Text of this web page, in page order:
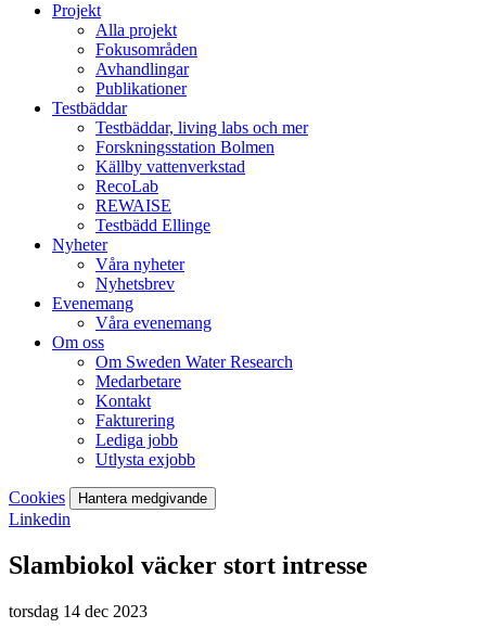
Projekt
Alla projekt
Fokusområden
Avhandlingar
Publikationer
Testbäddar
Testbäddar, living labs och mer
Forskningsstation Bolmen
Källby vattenverkstad
RecoLab
REWAISE
Testbädd Ellinge
Nyheter
Våra nyheter
Nyhetsbrev
Evenemang
Våra evenemang
Om oss
Om Sweden Water Research
Medarbetare
Kontakt
Fakturering
Lediga jobb
Utlysta exjobb
Cookies Hantera medgivande
Linkedin
Slambiokol väcker stort intresse
torsdag 14 dec 2023